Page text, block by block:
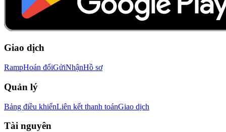
Giao dịch
RampHoán đổiGửiNhậnHồ sơ
Quản lý
Bảng điều khiểnLiên kết thanh toánGiao dịch
Tài nguyên